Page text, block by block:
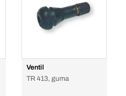
Ventil
TR 413, guma